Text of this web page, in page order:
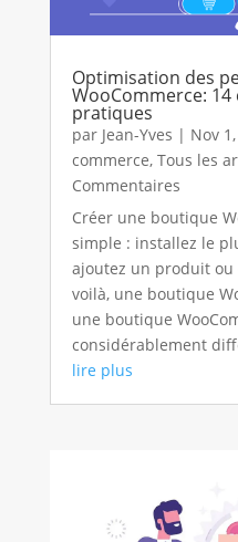
Optimisation des
WooCommerce:
pratiques
par Jean-Yves | Nov
commerce, Tous les
Commentaires
Créer une boutique
simple : installez le
ajoutez un produit ou
voilà, une boutique
une boutique
considérablement
lire plus